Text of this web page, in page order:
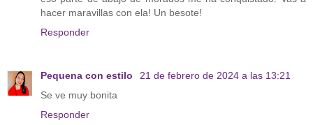
hacer maravillas con ela! Un besote!
Responder
Pequena con estilo
21 de febrero de 2024 a las 13:21
Se ve muy bonita
Responder